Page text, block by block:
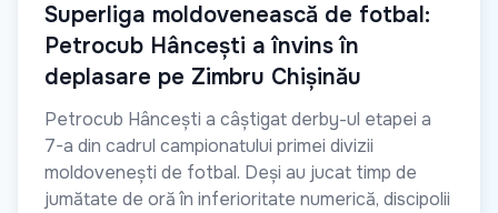
Superliga moldovenească de fotbal:
Petrocub Hâncești a învins în
deplasare pe Zimbru Chișinău
Petrocub Hâncești a câștigat derby-ul etapei a
7-a din cadrul campionatului primei divizii
moldovenești de fotbal. Deși au jucat timp de
jumătate de oră în inferioritate numerică, discipolii